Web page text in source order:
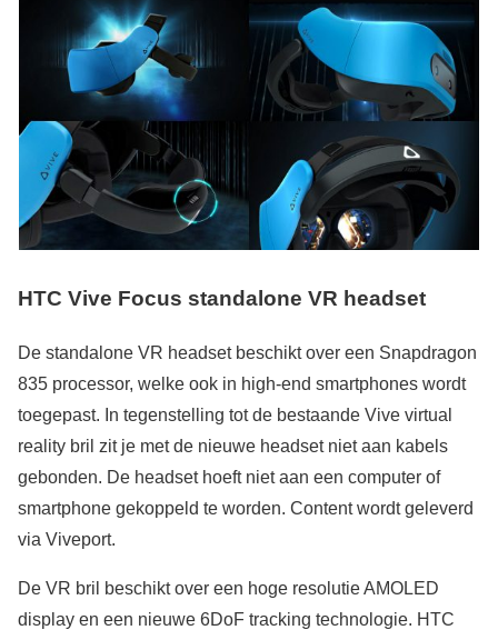
HTC Vive Focus standalone VR headset
De standalone VR headset beschikt over een Snapdragon
835 processor, welke ook in high-end smartphones wordt
toegepast. In tegenstelling tot de bestaande Vive virtual
reality bril zit je met de nieuwe headset niet aan kabels
gebonden. De headset hoeft niet aan een computer of
smartphone gekoppeld te worden. Content wordt geleverd
via Viveport.
De VR bril beschikt over een hoge resolutie AMOLED
display en een nieuwe 6DoF tracking technologie. HTC